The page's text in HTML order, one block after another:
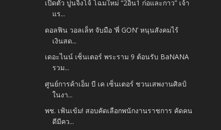
เปิดตัว ปูนจิงโจ้ โฉมใหม่ “2อิน1 ก่อและกาว” เจ้า
แร...
ดอลฟิน วอลเล็ท จับมือ ‘พี่ GON’ หนุนสังคมไร้
เงินสด...
เดอะไนน์ เซ็นเตอร์ พระราม 9 ต้อนรับ BaNANA
รวม...
ศูนย์การค้าเอ็ม บี เค เซ็นเตอร์ ชวนเสพงานศิลป์
ในงา...
พช. เฟ้นเข้ม! สอบคัดเลือกพนักงานราชการ คัดคน
ดีมีคว...